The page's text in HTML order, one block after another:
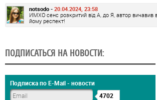
notsodo - 20.04.2024, 23:58
ИМХО сенс розкритий від А, до Я, автор
йому респект!
ПОДПИСАТЬСЯ НА НОВОСТИ:
Подписка по E-Mail - новости
4702